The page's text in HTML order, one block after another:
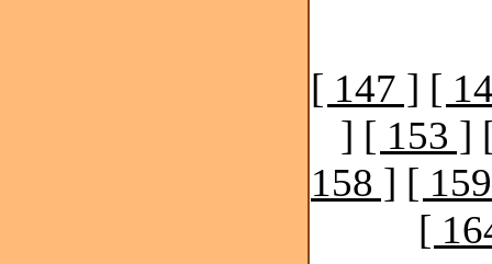
[ 147 ] [
] [ 153 ]
158 ] [
[